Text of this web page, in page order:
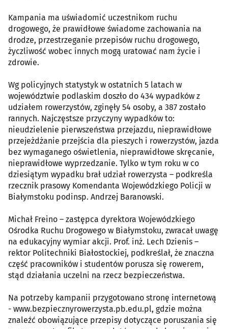
Kampania ma uświadomić uczestnikom ruchu
drogowego, że prawidłowe świadome zachowania na
drodze, przestrzeganie przepisów ruchu drogowego,
życzliwość wobec innych mogą uratować nam życie i
zdrowie.
Wg policyjnych statystyk w ostatnich 5 latach w
województwie podlaskim doszło do 434 wypadków z
udziałem rowerzystów, zginęły 54 osoby, a 387 zostało
rannych. Najczęstsze przyczyny wypadków to:
nieudzielenie pierwszeństwa przejazdu, nieprawidłowe
przejeżdżanie przejścia dla pieszych i rowerzystów, jazda
bez wymaganego oświetlenia, nieprawidłowe skręcanie,
nieprawidłowe wyprzedzanie. Tylko w tym roku w co
dziesiątym wypadku brał udział rowerzysta – podkreśla
rzecznik prasowy Komendanta Wojewódzkiego Policji w
Białymstoku podinsp. Andrzej Baranowski.
Michał Freino – zastępca dyrektora Wojewódzkiego
Ośrodka Ruchu Drogowego w Białymstoku, zwracał uwagę
na edukacyjny wymiar akcji. Prof. inż. Lech Dzienis –
rektor Politechniki Białostockiej, podkreślał, że znaczna
część pracowników i studentów porusza się rowerem,
stąd działania uczelni na rzecz bezpieczeństwa.
Na potrzeby kampanii przygotowano stronę internetową
- www.bezpiecznyrowerzysta.pb.edu.pl, gdzie można
znaleźć obowiązujące przepisy dotyczące poruszania się